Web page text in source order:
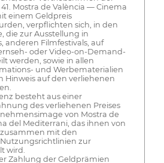
Mostra de València — Cinema
einem Geldpreis
verpflichten sich, in den
die zur Ausstellung in
anderen Filmfestivals, auf
oder Video-on-Demand-
werden, sowie in allen
und Werbematerialien
Hinweis auf den verliehenen
besteht aus einer
des verliehenen Preises
von Mostra de
del Mediterrani, das ihnen von
mit den
zur
wird.
Zahlung der Geldprämien